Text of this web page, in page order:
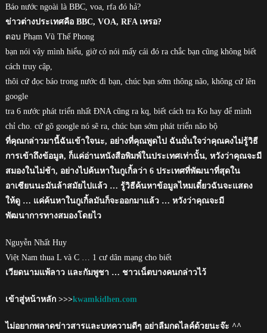
Báo nước ngoài là BBC, voa, rfa đó hả?
ข่าวต่างประเทศคือ BBC, VOA, RFA เหรอ?
ตอบ Phạm Vũ Thế Phong
bạn nói vậy mình hiểu, giờ có nói mấy cái đó ra chắc bạn cũng không biết
cách truy cập,
thôi cứ đọc báo trong nước đi bạn, chúc bạn sớm thông não, không cứ lên
google
tra 6 nước phát triển nhất ĐNA cũng ra kq, biết cách tra Ko hay để mình
chỉ cho. cứ gõ google nó sẽ ra, chúc bạn sớm phát triển não bộ
ที่คุณกล่าวมานี้ฉันเข้าใจนะ, อย่างที่คุณพูดไป ฉันมั่นใจว่าคุณคงไม่รู้วิธี
การเข้าถึงข้อมูล, ก็แค่อ่านหนังสือพิมพ์ในประเทศเท่านั้น, หวังว่าคุณจะมี
สมองในไม่ช้า, อย่างไปค้นหาในกูเกิ้ลว่า 6 ประเทศที่พัฒนาที่สุดใน
อาเซียนนะมันล้าสมัยไปแล้ว … รู้วิธีค้นหาข้อมูลไหมเดี๋ยวฉันจะแสดง
ให้ดู … แค่ค้นหาในกูเกิ้ลมันก็จะออกมาแล้ว … หวังว่าคุณจะมี
พัฒนาการทางสมองโดยไว
Nguyễn Nhất Huy
Việt Nam thua L và C … 1 cư dân mạng cho biết
เวียดนามแพ้ลาว และกัมพูชา … ชาวเน็ตบางคนกล่าวไว้
เข้าสู่หน้าหลัก >>>kwamkidhen.com
ไม่อยากพลาดข่าวสารและบทความดีๆ อย่าลืมกดไลค์ด้วยนะจ๊ะ ^^